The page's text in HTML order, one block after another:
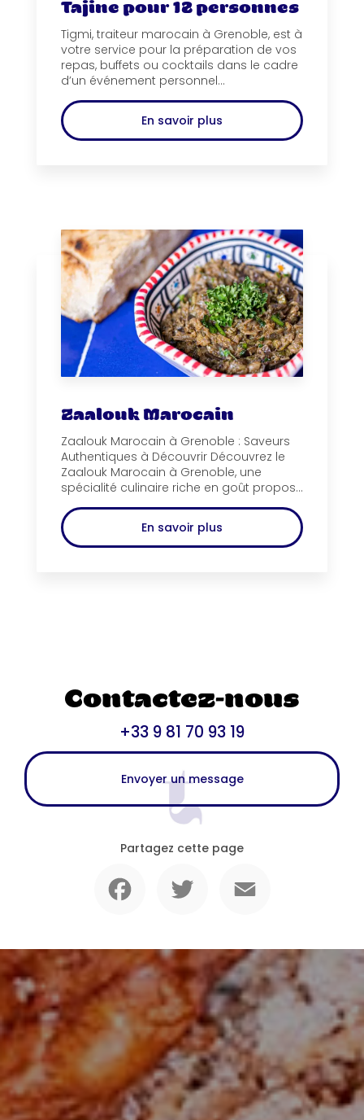
Tajine pour 12 personnes
Tigmi, traiteur marocain à Grenoble, est à
votre service pour la préparation de vos
repas, buffets ou cocktails dans le cadre
d’un événement personnel...
En savoir plus
Zaalouk Marocain
Zaalouk Marocain à Grenoble : Saveurs
Authentiques à Découvrir Découvrez le
Zaalouk Marocain à Grenoble, une
spécialité culinaire riche en goût propos...
En savoir plus
Contactez-nous
+33 9 81 70 93 19
Envoyer un message
Partagez cette page